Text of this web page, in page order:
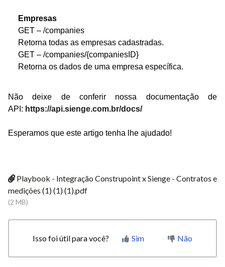
Empresas
GET – /companies
Retorna todas as empresas cadastradas.
GET – /companies/{companiesID}
Retorna os dados de uma empresa específica.
Não deixe de conferir nossa documentação de
API: https://api.sienge.com.br/docs/
Esperamos que este artigo tenha lhe ajudado!
Playbook - Integração Construpoint x Sienge - Contratos e
medições (1) (1) (1).pdf
(2 MB)
Isso foi útil para você? Sim Não